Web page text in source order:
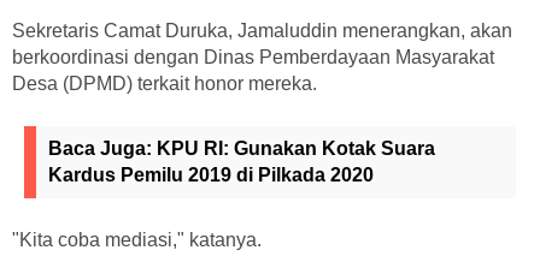
Sekretaris Camat Duruka, Jamaluddin menerangkan, akan
berkoordinasi dengan Dinas Pemberdayaan Masyarakat
Desa (DPMD) terkait honor mereka.
Baca Juga: KPU RI: Gunakan Kotak Suara
Kardus Pemilu 2019 di Pilkada 2020
"Kita coba mediasi," katanya.